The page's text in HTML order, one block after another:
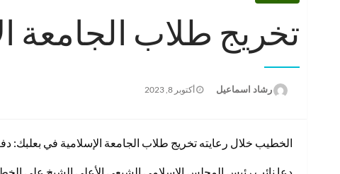
تخريج طلاب الجامعة
رشاد اسماعيل
نُشر
أكتوبر 8, 2023
الخطيب خلال رعايته تخريج طلاب الجامعة الإسلامية في بعلبك:
دعا نائب رئيس المجلس الإسلامي الشيعي الأعلى الشيخ علي